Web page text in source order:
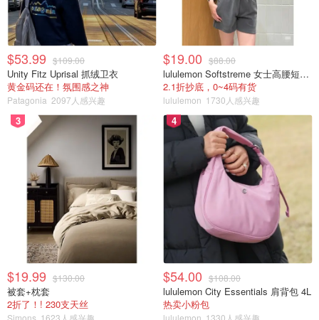
$53.99 $109.00
Unity Fitz Uprisal 抓绒卫衣
黄金码还在！氛围感之神
Patagonia 2097人感兴趣
$19.00 $88.00
lululemon Softstreme 女士高腰短裤 10cm
2.1折抄底，0~4码有货
lululemon 1730人感兴趣
3
$19.99 $130.00
被套+枕套
2折了！! 230支天丝
Simons 1623人感兴趣
4
$54.00 $108.00
lululemon City Essentials 肩背包 4L
热卖小粉包
lululemon 1330人感兴趣